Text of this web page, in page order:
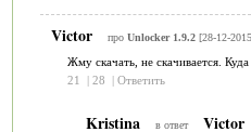
Victor про Unlocker 1.9.2[28-12-
Жму скачать, не скачивается.
21
| 28 | Ответить
Kristina в ответ Victor